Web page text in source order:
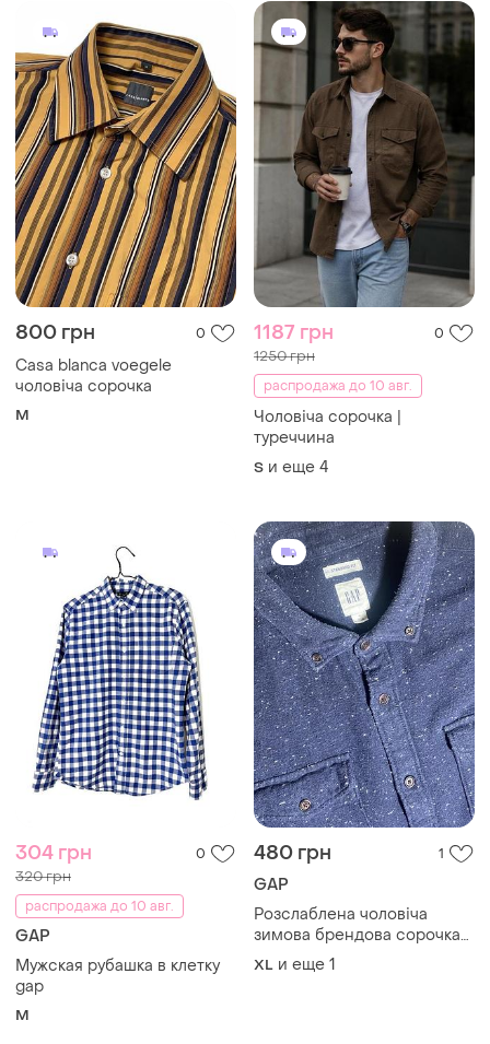
800 грн 0
Casa blanca voegele
чоловіча сорочка
M
1187 грн 0
1250 грн
распродажа до 10 авг.
Чоловіча сорочка |
туреччина
S и еще 4
304 грн 0
320 грн
распродажа до 10 авг.
GAP
Мужская рубашка в клетку
gap
M
480 грн 1
GAP
Розслаблена чоловіча
зимова брендова сорочка
gap великого розміру
XL и еще 1